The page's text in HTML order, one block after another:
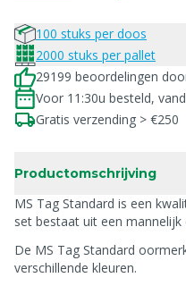
100 stuks per doos
2000 stuks per pallet
29199 beoordelingen
Voor 11:30u besteld,
Gratis verzending > €250
Productomschrijving
MS Tag Standard is een
set bestaat uit een
De MS Tag Standard
verschillende kleuren.